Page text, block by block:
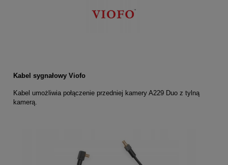
Kabel sygnałowy Viofo
Kabel umożliwia połączenie przedniej kamery A229 Duo z tylną
kamerą.